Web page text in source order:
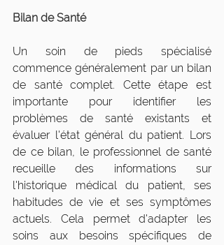
Bilan de Santé
Un soin de pieds spécialisé
commence généralement par un bilan
de santé complet. Cette étape est
importante pour identifier les
problèmes de santé existants et
évaluer l'état général du patient. Lors
de ce bilan, le professionnel de santé
recueille des informations sur
l'historique médical du patient, ses
habitudes de vie et ses symptômes
actuels. Cela permet d'adapter les
soins aux besoins spécifiques de